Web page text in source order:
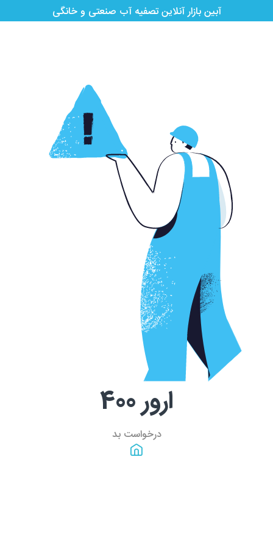
آبین بازار آنلاین تصفیه آب صنعتی و خانگی
ارور400
درخواست بد